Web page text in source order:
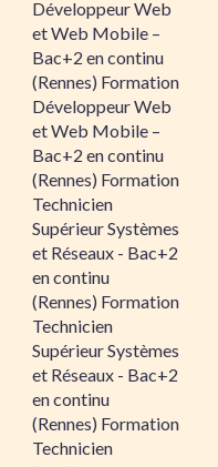
Développeur Web
et Web Mobile –
Bac+2 en continu
(Rennes) Formation
Développeur Web
et Web Mobile –
Bac+2 en continu
(Rennes) Formation
Technicien
Supérieur Systèmes
et Réseaux - Bac+2
en continu
(Rennes) Formation
Technicien
Supérieur Systèmes
et Réseaux - Bac+2
en continu
(Rennes) Formation
Technicien